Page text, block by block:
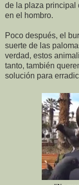
de la plaza principal
en el hombro.
Poco después, el
suerte de las
verdad, estos
tanto, también
solución para